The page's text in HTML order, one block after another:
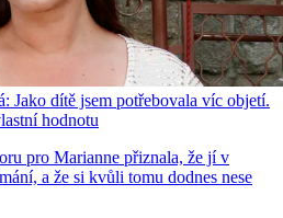
Jako dítě jsem potřebovala víc objetí.
hodnotu
pro Marianne přiznala, že jí v
a že si kvůli tomu dodnes nese